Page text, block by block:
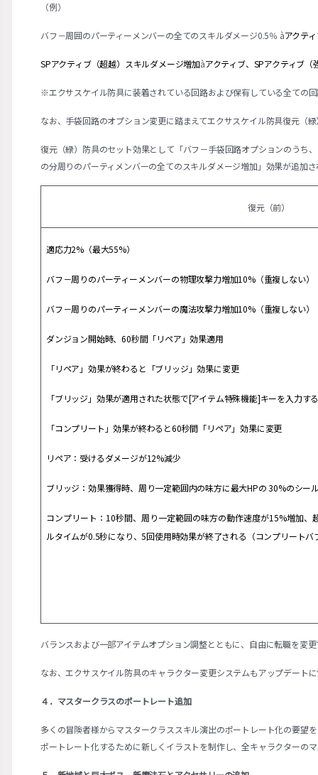
（例）
バフ－周囲のパーティーメンバーの全てのスキルダメージ0.5％ àアクテ
SPアクティブ（超越）スキルダメージ増加àアクティブ、SPアクティブ
※エクサスケイル防具に装着されている回路および保有している全ての
なお、手袋回路のオプション変更に踏まえてエクサスケイル防具復元（
復元（緑）防具のセット効果として「バフ－手袋回路オプションのうち
の分周りのパーティメンバーの全てのスキルダメージ増加」効果が追加
復元（前）
適応力2%（最大55%）
バフ－周りのパーティーメンバーの物理攻撃力増加10%（重複しない）
バフ－周りのパーティーメンバーの魔法攻撃力増加10%（重複しない）
ダンジョン開始時、60秒間「リペア」効果適用
「リペア」効果が終わると「ブリッジ」効果に変更
「ブリッジ」効果が適用された状態で[アイテム特殊機能]キーを入力
「コンプリート」効果が終わると60秒間「リペア」効果に変更
リペア：受けるダメージが12%減少
ブリッジ：効果獲得時、周り一定範囲内の味方に最大HPの 30%のシー
コンプリート：10秒間、周り一定範囲の味方の動作速度が15%増加
ルタイムが0.5秒になり、5回使用時効果が終了される（コンプリート
バランスおよび一部アイテムオプション調整とともに、自由に転職を変
なお、エクサスケイル防具のキャラクター変更システムもアップデート
４．マスタークラスのポートレート追加
多くの冒険者様からマスタークラススキル演出のポートレート化の要望
ポートレート化するために新しくイラストを制作し、全キャラクターの